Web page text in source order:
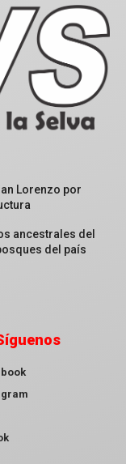
Lorenzo por
ancestrales del
del país